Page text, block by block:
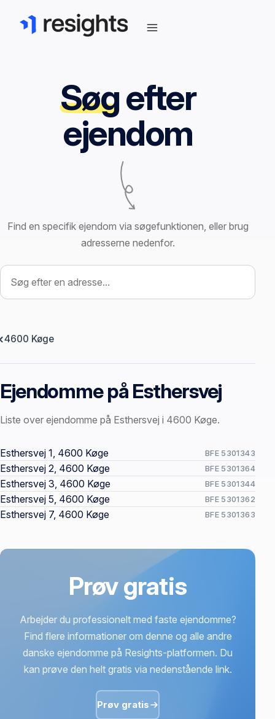
Søgefter
ejendom
Find en specifik ejendom via søgefunktionen, eller brug
adresserne nedenfor.
Søg efter ejendom
4600 Køge
Ejendomme på Esthersvej
Liste over ejendomme på Esthersvej i 4600 Køge.
Offentlige ejendomssider
Esthersvej 1, 4600 Køge BFE 5301343
Esthersvej 2, 4600 Køge BFE 5301364
Esthersvej 3, 4600 Køge BFE 5301344
Esthersvej 5, 4600 Køge BFE 5301362
Esthersvej 7, 4600 Køge BFE 5301363
Prøv gratis
Arbejder du professionelt med faste ejendomme?
Find flere informationer om denne og alle andre
danske ejendomme på Resights-platformen. Du
kan prøve den helt gratis via nedenstående link.
Prøv gratis